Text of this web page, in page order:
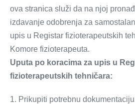
ova stranica služi da na njoj
izdavanje odobrenja za
upis u Registar fizioterapeutskih
Komore fizioterapeuta.
Uputa po koracima za upis u
fizioterapeutskih tehničara:
1. Prikupiti potrebnu